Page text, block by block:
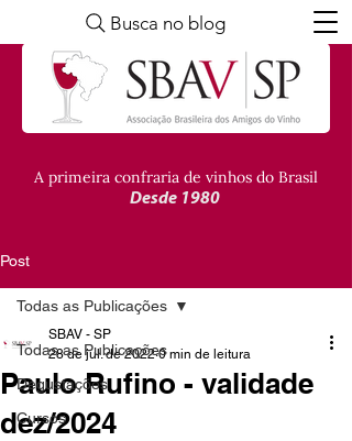
A primeira confraria de vinhos do Brasil
Desde 1980
Busca no blog
Post
Todas as Publicações
Degustações
Cursos
Todas as Publicações
Paulo Rufino - validade
dez/2024
SBAV - SP
28 de jul. de 2022 0 min de leitura